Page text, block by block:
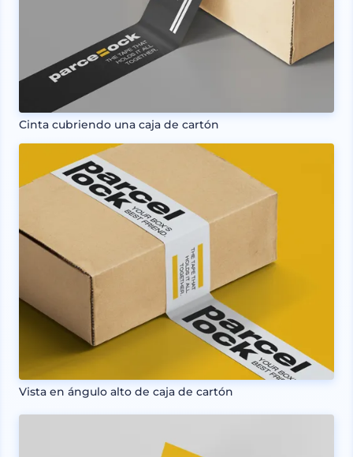
Cinta cubriendo una caja de cartón
Vista en ángulo alto de caja de cartón